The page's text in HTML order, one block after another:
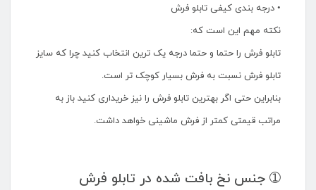
• درجه بندی کیفی تابلو فرش
نکته مهم این است که:
تابلو فرش را حتما و حتما درجه یک ترین انتخاب کنید چرا که سایز
تابلو فرش نسبت به فرش بسیار کوچک تر است.
بنابراین حتی اگر بهترین تابلو فرش را نیز خریداری کنید باز به
مراتب قیمتی کمتر از فرش ماشینی خواهد داشت.
➀ جنس نخ بافت شده در تابلو فرش